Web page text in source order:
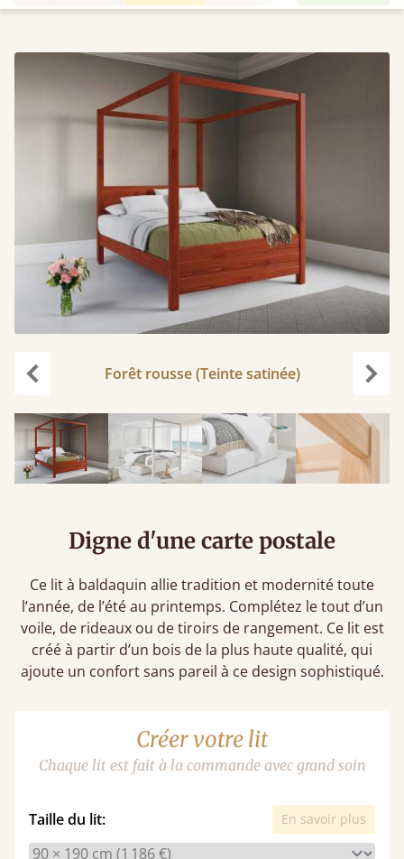
Forêt rousse (Teinte satinée)
Digne d'une carte postale
Ce lit à baldaquin allie tradition et modernité toute
l’année, de l’été au printemps. Complétez le tout d’un
voile, de rideaux ou de tiroirs de rangement. Ce lit est
créé à partir d’un bois de la plus haute qualité, qui
ajoute un confort sans pareil à ce design sophistiqué.
Créer votre lit
Chaque lit est fait à la commande avec grand soin
Taille du lit: En savoir plus